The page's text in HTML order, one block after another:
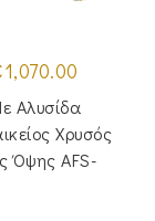
1,070.00
είναι:
€1,070.00.
Αλυσίδα
Χρυσός
Όψης AFS-